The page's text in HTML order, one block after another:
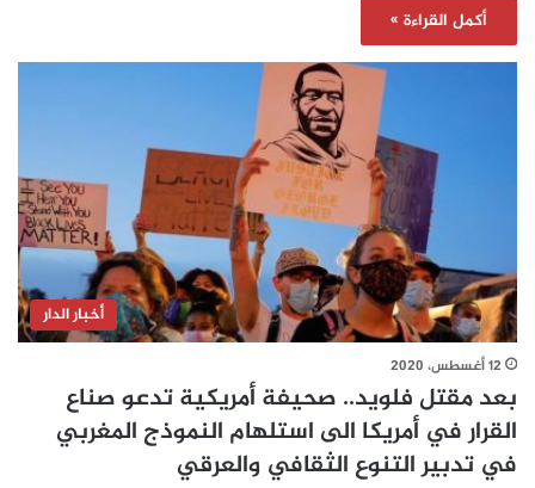
أكمل القراءة »
أخبار الدار
12 أغسطس، 2020
بعد مقتل فلويد.. صحيفة أمريكية تدعو صناع
القرار في أمريكا الى استلهام النموذج المغربي
في تدبير التنوع الثقافي والعرقي